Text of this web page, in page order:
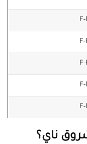
F-
F-
F-
F-
F-
ناي؟